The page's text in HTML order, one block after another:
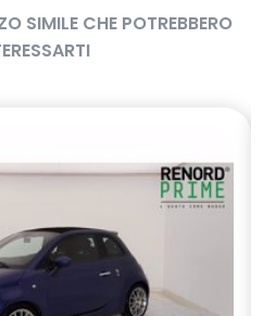
SIMILE CHE POTREBBERO